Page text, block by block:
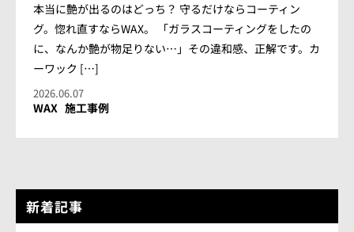
アクセス情報
お気軽にお問い合わせください。
営業時間：10:00~18:00（日・祝10:00~17:00）
定休日：第3日曜/水曜定休
本当に艶が出るのはどっち？ 守るだけならコーティン
グ。惚れ直すならWAX。 「ガラスコーティングをしたの
に、なんか艶が物足りない…」その違和感、正解です。カ
ーワック […]
2026.06.07
WAX 施工事例
新着記事